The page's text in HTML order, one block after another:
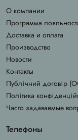
О компании
Программа
Доставка и оплата
Производство
Новости
Контакты
Публічний договір
Політика
Часто задаваемые
Телефоны